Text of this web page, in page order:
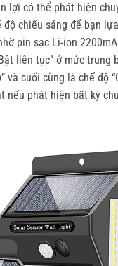
lợi có thể phát hiện
chiếu sáng để bạn
pin sạc Li-ion
liên tục” ở mức trung
và cuối cùng là chế độ
nếu phát hiện bất kỳ